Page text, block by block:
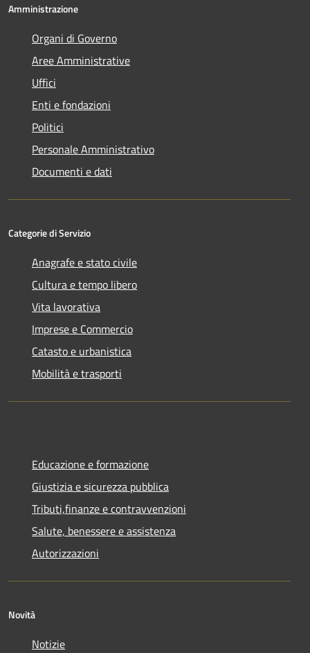
Amministrazione
Organi di Governo
Aree Amministrative
Uffici
Enti e fondazioni
Politici
Personale Amministrativo
Documenti e dati
Categorie di Servizio
Anagrafe e stato civile
Cultura e tempo libero
Vita lavorativa
Imprese e Commercio
Catasto e urbanistica
Mobilità e trasporti
Educazione e formazione
Giustizia e sicurezza pubblica
Tributi,finanze e contravvenzioni
Salute, benessere e assistenza
Autorizzazioni
Novità
Notizie